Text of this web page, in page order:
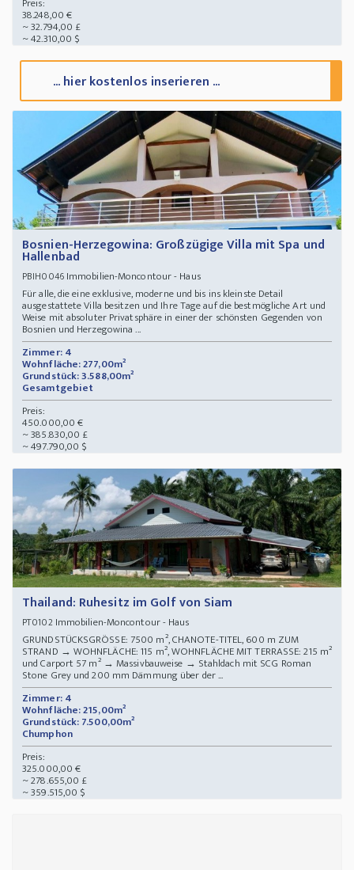
Preis:
38.248,00 €
~ 32.794,00 £
~ 42.310,00 $
... hier kostenlos inserieren ...
Bosnien-Herzegowina: Großzügige Villa mit Spa und
Hallenbad
PBIH0046Immobilien-Moncontour - Haus
Für alle, die eine exklusive, moderne und bis ins kleinste Detail
ausgestattete Villa besitzen und Ihre Tage auf die bestmögliche Art und
Weise mit absoluter Privatsphäre in einer der schönsten Gegenden von
Bosnien und Herzegowina ...
Zimmer: 4
Wohnfläche: 277,00m²
Grundstück: 3.588,00m²
Gesamtgebiet
Preis:
450.000,00 €
~ 385.830,00 £
~ 497.790,00 $
Thailand: Ruhesitz im Golf von Siam
PT0102Immobilien-Moncontour - Haus
GRUNDSTÜCKSGRÖSSE: 7500 m², CHANOTE-TITEL, 600 m ZUM
STRAND → WOHNFLÄCHE: 115 m², WOHNFLÄCHE MIT TERRASSE: 215 m²
und Carport 57 m² → Massivbauweise → Stahldach mit SCG Roman
Stone Grey und 200 mm Dämmung über der ...
Zimmer: 4
Wohnfläche: 215,00m²
Grundstück: 7.500,00m²
Chumphon
Preis:
325.000,00 €
~ 278.655,00 £
~ 359.515,00 $